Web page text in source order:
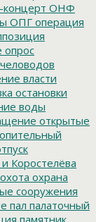
ОНФ
ОПГ операция
опрос
власти
остановки
воды
открытые
Коростелёва
охота охрана
сооружения
пал палаточный
памятник